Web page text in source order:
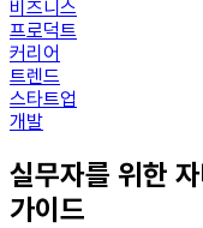
비즈니스
프로덕트
커리어
트렌드
스타트업
개발
실무자를 위한
가이드